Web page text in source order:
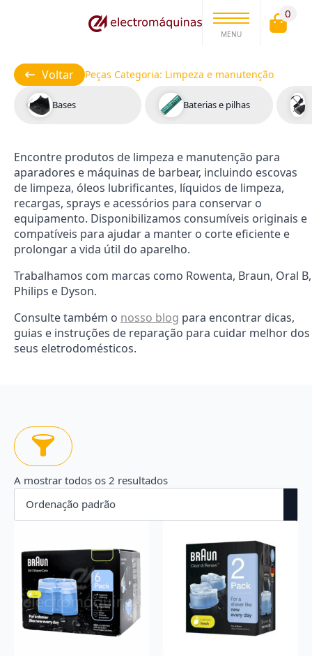
MENU
0
Voltar Peças Categoria: Limpeza e manutenção
Bases Baterias e pilhas
Encontre produtos de limpeza e manutenção para
aparadores e máquinas de barbear, incluindo escovas
de limpeza, óleos lubrificantes, líquidos de limpeza,
recargas, sprays e acessórios para conservar o
equipamento. Disponibilizamos consumíveis originais e
compatíveis para ajudar a manter o corte eficiente e
prolongar a vida útil do aparelho.
Trabalhamos com marcas como Rowenta, Braun, Oral B,
Philips e Dyson.
Consulte também o nosso blog para encontrar dicas,
guias e instruções de reparação para cuidar melhor dos
seus eletrodomésticos.
A mostrar todos os 2 resultados